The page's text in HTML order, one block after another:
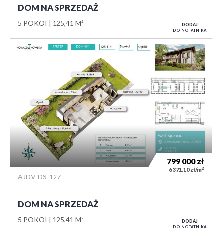
DOM NA SPRZEDAŻ
5 POKOI 125,41 M² DODAJ
DO NOTATNIKA
AJDV-DS-127
DOM NA SPRZEDAŻ
5 POKOI 125,41 M²
799 000zł
6 371,10 zł/m2
DODAJ
DO NOTATNIKA